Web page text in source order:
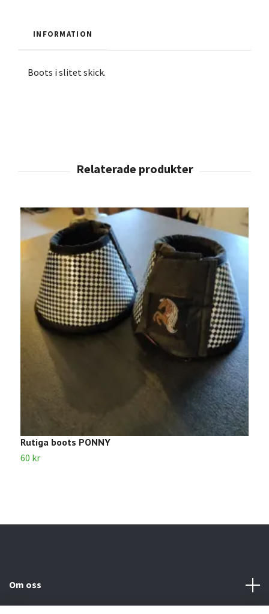
INFORMATION
Boots i slitet skick.
Rutiga boots PONNY
60 kr
Om oss